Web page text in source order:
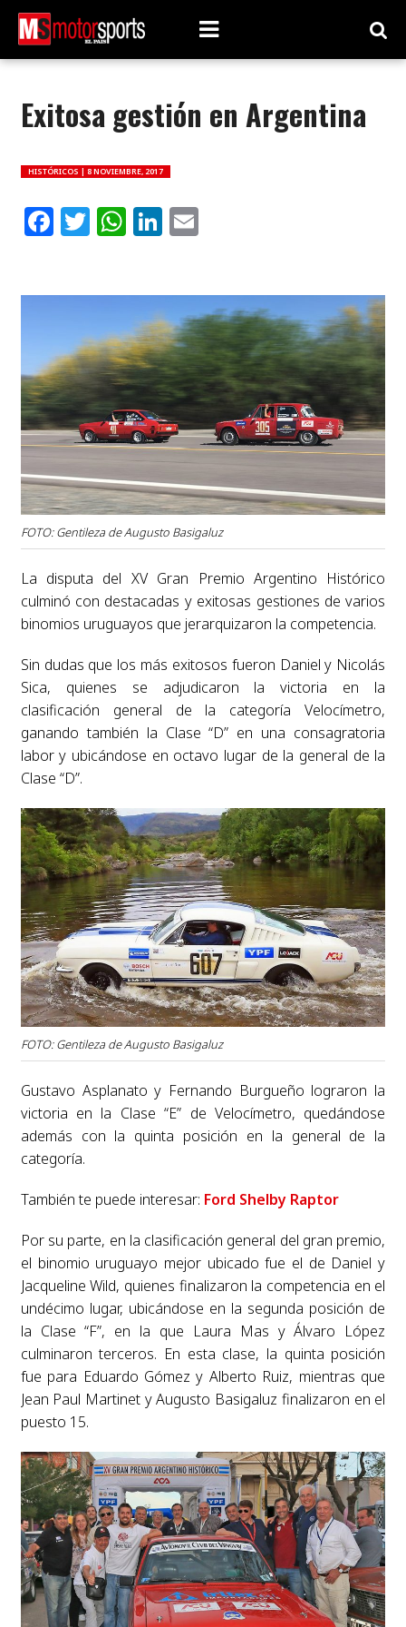
Exitosa gestión en Argentina
HISTÓRICOS | 8 NOVIEMBRE, 2017
Facebook
Twitter
WhatsApp
LinkedIn
Email
FOTO: Gentileza de Augusto Basigaluz
La disputa del XV Gran Premio Argentino Histórico
culminó con destacadas y exitosas gestiones de varios
binomios uruguayos que jerarquizaron la competencia.
Sin dudas que los más exitosos fueron Daniel y Nicolás
Sica, quienes se adjudicaron la victoria en la
clasificación general de la categoría Velocímetro,
ganando también la Clase “D” en una consagratoria
labor y ubicándose en octavo lugar de la general de la
Clase “D”.
FOTO: Gentileza de Augusto Basigaluz
Gustavo Asplanato y Fernando Burgueño lograron la
victoria en la Clase “E” de Velocímetro, quedándose
además con la quinta posición en la general de la
categoría.
También te puede interesar: Ford Shelby Raptor
Por su parte, en la clasificación general del gran premio,
el binomio uruguayo mejor ubicado fue el de Daniel y
Jacqueline Wild, quienes finalizaron la competencia en el
undécimo lugar, ubicándose en la segunda posición de
la Clase “F”, en la que Laura Mas y Álvaro López
culminaron terceros. En esta clase, la quinta posición
fue para Eduardo Gómez y Alberto Ruiz, mientras que
Jean Paul Martinet y Augusto Basigaluz finalizaron en el
puesto 15.